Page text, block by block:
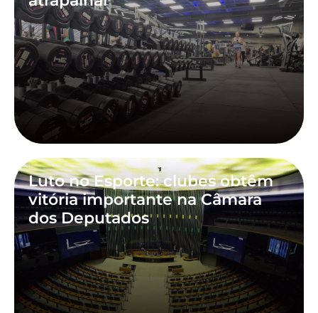
Luto no Esporte: clubes obtêm
vitória importante na Câmara
dos Deputados